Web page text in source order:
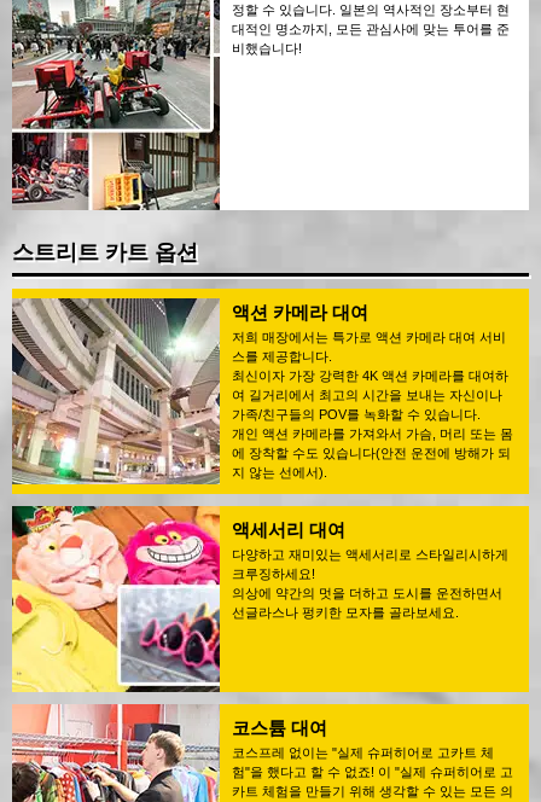
정할 수 있습니다. 일본의 역사적인 장소부터 현
대적인 명소까지, 모든 관심사에 맞는 투어를 준
비했습니다!
스트리트 카트 옵션
액션 카메라 대여
저희 매장에서는 특가로 액션 카메라 대여 서비
스를 제공합니다.
최신이자 가장 강력한 4K 액션 카메라를 대여하
여 길거리에서 최고의 시간을 보내는 자신이나
가족/친구들의 POV를 녹화할 수 있습니다.
개인 액션 카메라를 가져와서 가슴, 머리 또는 몸
에 장착할 수도 있습니다(안전 운전에 방해가 되
지 않는 선에서).
액세서리 대여
다양하고 재미있는 액세서리로 스타일리시하게
크루징하세요!
의상에 약간의 멋을 더하고 도시를 운전하면서
선글라스나 펑키한 모자를 골라보세요.
코스튬 대여
코스프레 없이는 "실제 슈퍼히어로 고카트 체
험"을 했다고 할 수 없죠! 이 "실제 슈퍼히어로 고
카트 체험을 만들기 위해 생각할 수 있는 모든 의